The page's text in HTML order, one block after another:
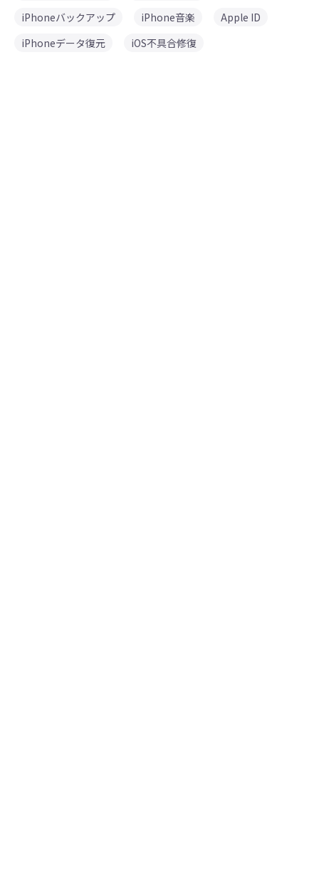
iPhoneバックアップ
iPhone音楽
Apple ID
iPhoneデータ復元
iOS不具合修復